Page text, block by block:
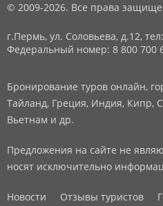
© 2009-2026. Все права
г.Пермь, ул. Соловьева, д.12,
Федеральный номер: 8 800 700
Бронирование туров онлайн,
Тайланд, Греция, Индия, Кипр,
Вьетнам и др.
Предложения на сайте не
носят исключительно
Новости Отзывы туристов